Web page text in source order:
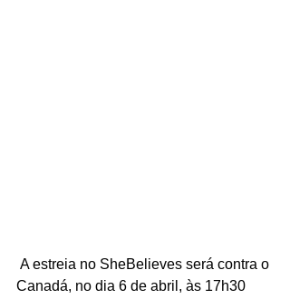
A estreia no SheBelieves será contra o
Canadá, no dia 6 de abril, às 17h30